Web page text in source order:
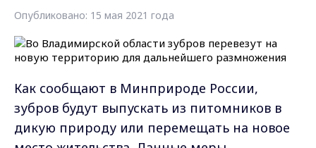
Опубликовано: 15 мая 2021 года
Как сообщают в Минприроде России,
зубров будут выпускать из питомников в
дикую природу или перемещать на новое